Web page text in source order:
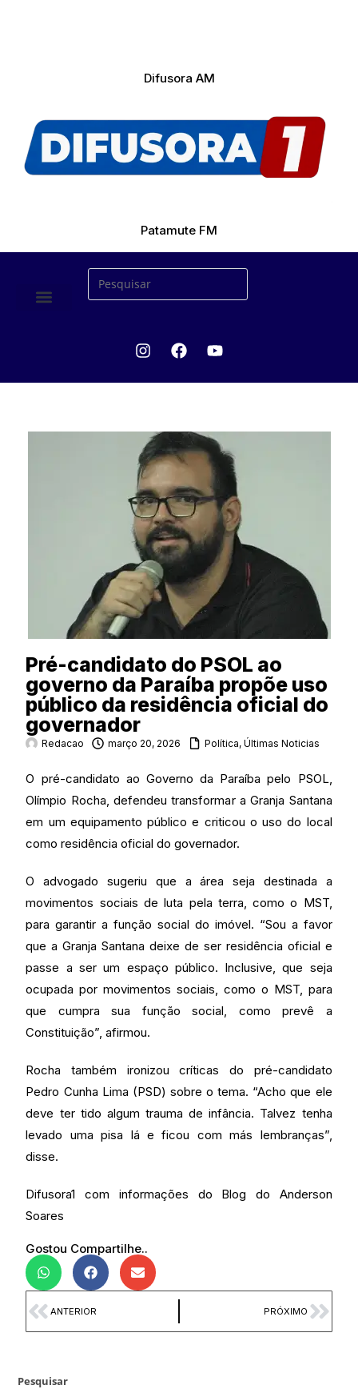
Difusora AM
Patamute FM
Pré-candidato do PSOL ao
governo da Paraíba propõe uso
público da residência oficial do
governador
Redacao março 20, 2026 Política,Últimas Noticias
O pré-candidato ao Governo da Paraíba pelo PSOL,
Olímpio Rocha, defendeu transformar a Granja Santana
em um equipamento público e criticou o uso do local
como residência oficial do governador.
O advogado sugeriu que a área seja destinada a
movimentos sociais de luta pela terra, como o MST,
para garantir a função social do imóvel. “Sou a favor
que a Granja Santana deixe de ser residência oficial e
passe a ser um espaço público. Inclusive, que seja
ocupada por movimentos sociais, como o MST, para
que cumpra sua função social, como prevê a
Constituição”, afirmou.
Rocha também ironizou críticas do pré-candidato
Pedro Cunha Lima (PSD) sobre o tema. “Acho que ele
deve ter tido algum trauma de infância. Talvez tenha
levado uma pisa lá e ficou com más lembranças”,
disse.
Difusora1 com informações do Blog do Anderson
Soares
Gostou Compartilhe..
ANTERIOR PRÓXIMO
Pesquisar